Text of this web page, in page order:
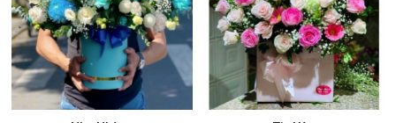
Mua ngay Mua ngay